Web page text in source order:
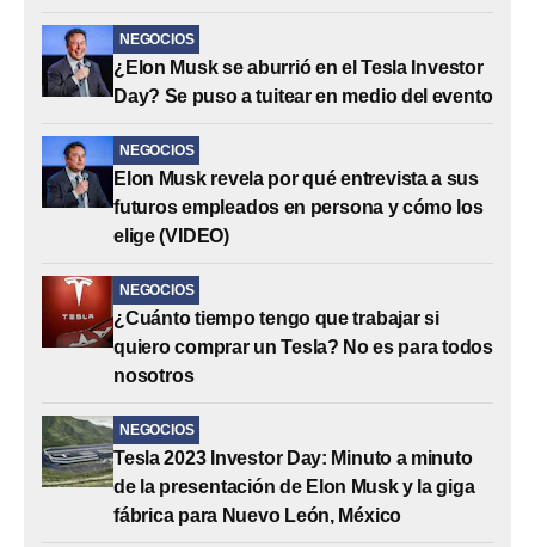
NEGOCIOS
¿Elon Musk se aburrió en el Tesla Investor
Day? Se puso a tuitear en medio del evento
NEGOCIOS
Elon Musk revela por qué entrevista a sus
futuros empleados en persona y cómo los
elige (VIDEO)
NEGOCIOS
¿Cuánto tiempo tengo que trabajar si
quiero comprar un Tesla? No es para todos
nosotros
NEGOCIOS
Tesla 2023 Investor Day: Minuto a minuto
de la presentación de Elon Musk y la giga
fábrica para Nuevo León, México